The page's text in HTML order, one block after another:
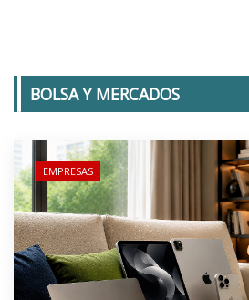
BOLSA Y MERCADOS
EMPRESAS